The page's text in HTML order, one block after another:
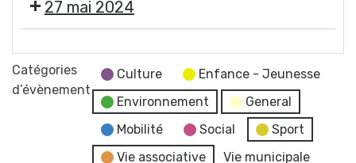
des
services
municipaux
27 mai 2024
France
Services
Catégories
d’évènement
Culture
Enfance - Jeunesse
Environnement
General
Mobilité
Social
Sport
Vie associative
Vie municipale